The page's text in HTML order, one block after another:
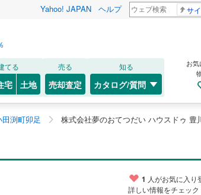
Yahoo! JAPAN ヘルプ
てる
宅 土地
売る
売却査定
知る
カタログ/質問
お気
渕町卯足 株式会社夢のおてつだい ハウスドゥ 豊
1 人がお気に入り
詳しい情報をチェック